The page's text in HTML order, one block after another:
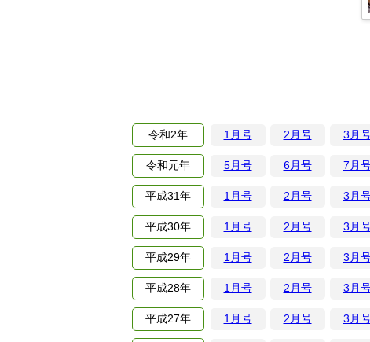
令和2年 1月号 2月号 3月
令和元年 5月号 6月号 7月
平成31年 1月号 2月号 3月
平成30年 1月号 2月号 3月
平成29年 1月号 2月号 3月
平成28年 1月号 2月号 3月
平成27年 1月号 2月号 3月